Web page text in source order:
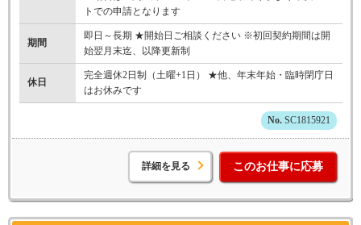
トでの申請となります
期間
即日～長期 ★開始日ご相談ください ※初回契約期間は開
始翌月末迄、以降更新制
休日
完全週休2日制（土曜+1日） ★他、年末年始・臨時閉庁日
はお休みです
SC1815921
詳細を見る このお仕事に応募